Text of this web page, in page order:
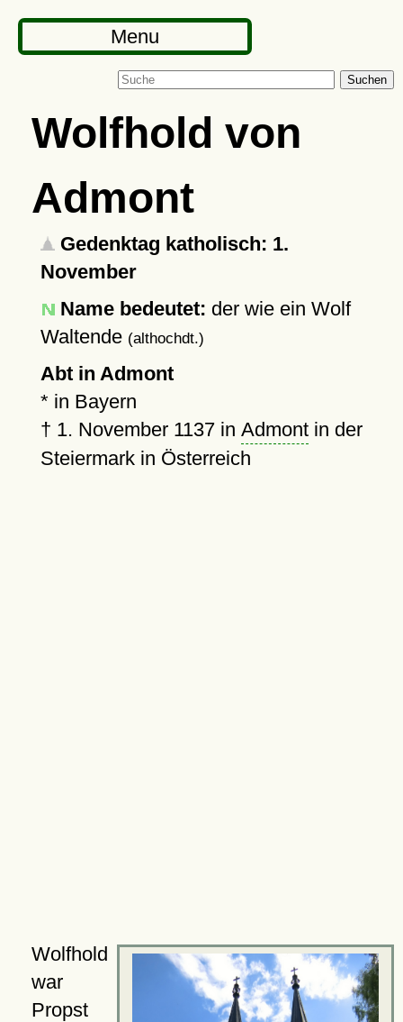
Menu
Suchen
Wolfhold von
Admont
Gedenktag katholisch: 1.
November
Name bedeutet: der wie ein Wolf
Waltende (althochdt.)
Abt in Admont
* in Bayern
† 1. November 1137in Admontin der
Steiermark in Österreich
Wolfhold
war
Propst